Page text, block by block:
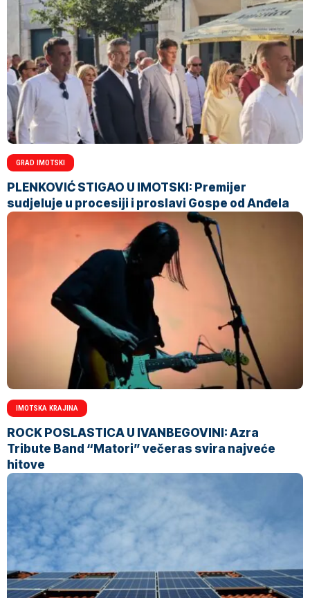
GRAD IMOTSKI
PLENKOVIĆ STIGAO U IMOTSKI: Premijer
sudjeluje u procesiji i proslavi Gospe od Anđela
IMOTSKA KRAJINA
ROCK POSLASTICA U IVANBEGOVINI: Azra
Tribute Band “Matori” večeras svira najveće
hitove